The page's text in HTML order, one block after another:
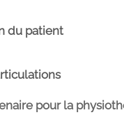
du patient
pour la